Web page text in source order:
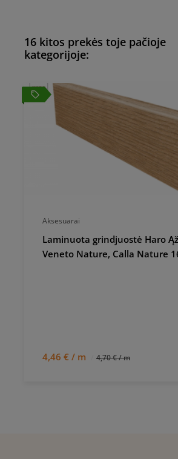
16 kitos prekės toje pačioje
kategorijoje:
Aksesuarai
Laminuota grindjuostė Haro
Veneto Nature, Calla Nature
4,46 € / m 4,70 € / m
local_offer